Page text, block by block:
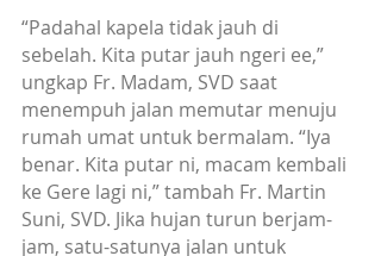
“Padahal kapela tidak jauh di
sebelah. Kita putar jauh ngeri ee,”
ungkap Fr. Madam, SVD saat
menempuh jalan memutar menuju
rumah umat untuk bermalam. “Iya
benar. Kita putar ni, macam kembali
ke Gere lagi ni,” tambah Fr. Martin
Suni, SVD. Jika hujan turun berjam-
jam, satu-satunya jalan untuk